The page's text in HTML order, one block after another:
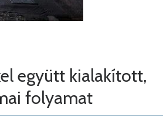
együtt kialakított,
folyamat